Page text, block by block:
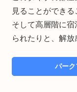
見ることができる
そして高層階に
られたりと、解放
パー